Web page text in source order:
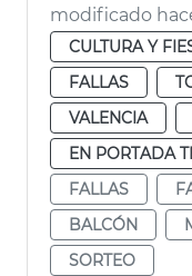
modificado
CULTURA Y
FALLAS
VALENCIA
EN PORTADA
FALLAS
BALCÓN
SORTEO